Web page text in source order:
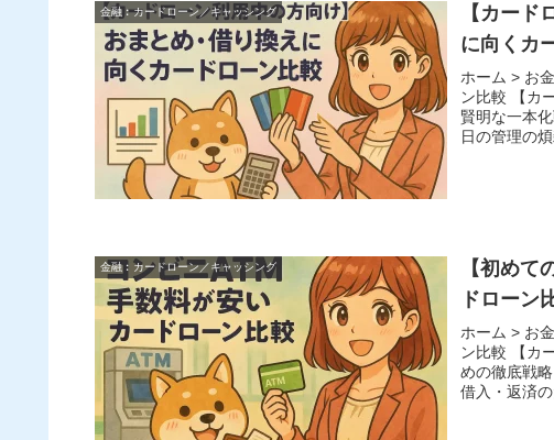
金融︰カードローン／キャッシング
【カード
に向くカ
ホーム > お
ン比較 【カ
賢明な一本
日の管理の
金融︰カードローン／キャッシング
【初め
ドローン
ホーム > お
ン比較 【カ
めの徹底戦
借入・返済